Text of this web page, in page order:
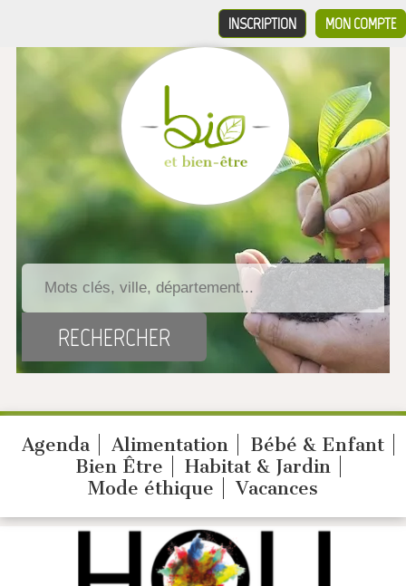
MON COMPTE
INSCRIPTION
Agenda Alimentation
Bébé & Enfant
Bien Être
Habitat & Jardin
Mode éthique
Vacances